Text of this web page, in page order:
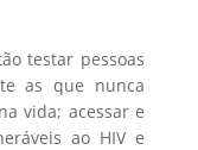
testar pessoas
as que nunca
vida; acessar e
ao HIV e